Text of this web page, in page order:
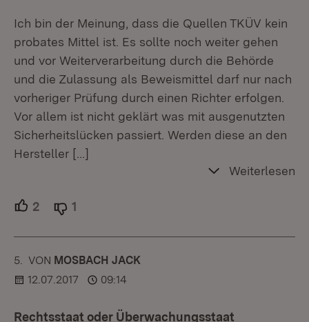
Ich bin der Meinung, dass die Quellen TKÜV kein
probates Mittel ist. Es sollte noch weiter gehen
und vor Weiterverarbeitung durch die Behörde
und die Zulassung als Beweismittel darf nur nach
vorheriger Prüfung durch einen Richter erfolgen.
Vor allem ist nicht geklärt was mit ausgenutzten
Sicherheitslücken passiert. Werden diese an den
Hersteller […]
Weiterlesen
2 Unterstützer.
1
5. KOMMENTAR
VON :MOSBACH JACK
12.07.2017
09:14
Rechtsstaat oder Überwachungsstaat